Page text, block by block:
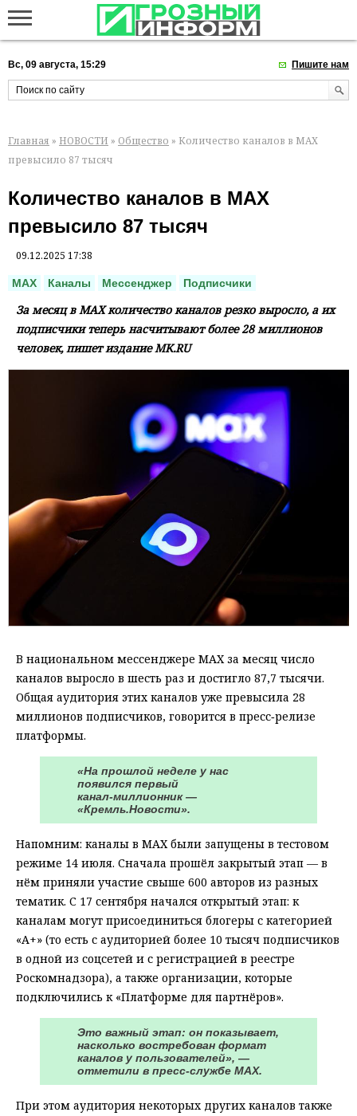
Вс, 09 августа, 15:29 Пишите нам
Главная » НОВОСТИ » Общество » Количество каналов в МАХ
превысило 87 тысяч
Количество каналов в МАХ
превысило 87 тысяч
09.12.2025 17:38
MAX Каналы Мессенджер Подписчики
За месяц в МАХ количество каналов резко выросло, а их
подписчики теперь насчитывают более 28 миллионов
человек, пишет издание MK.RU
В национальном мессенджере МАХ за месяц число
каналов выросло в шесть раз и достигло 87,7 тысячи.
Общая аудитория этих каналов уже превысила 28
миллионов подписчиков, говорится в пресс‑релизе
платформы.
«На прошлой неделе у нас
появился первый
канал‑миллионник —
«Кремль.Новости».
Напомним: каналы в МАХ были запущены в тестовом
режиме 14 июля. Сначала прошёл закрытый этап — в
нём приняли участие свыше 600 авторов из разных
тематик. С 17 сентября начался открытый этап: к
каналам могут присоединиться блогеры с категорией
«А+» (то есть с аудиторией более 10 тысяч подписчиков
в одной из соцсетей и с регистрацией в реестре
Роскомнадзора), а также организации, которые
подключились к «Платформе для партнёров».
Это важный этап: он показывает,
насколько востребован формат
каналов у пользователей», —
отметили в пресс-службе МАХ.
При этом аудитория некоторых других каналов также